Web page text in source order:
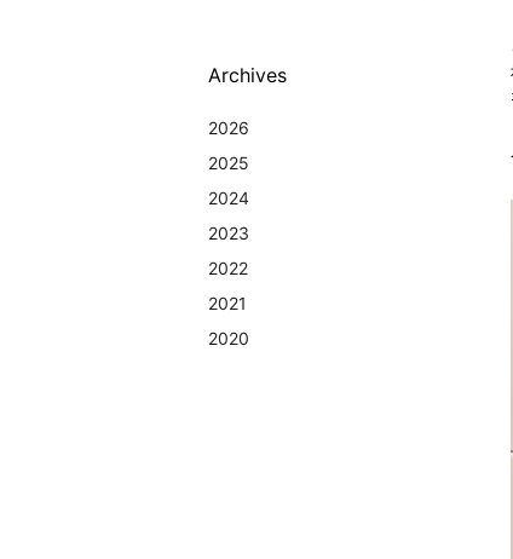
Archives
2026
2025
2024
2023
2022
2021
2020